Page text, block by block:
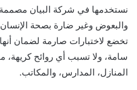
نستخدمها في شركة البيان
والبعوض وغير ضارة بصحة الإنسان
تخضع لاختبارات صارمة لضمان
سامة، ولا تسبب أي روائح كريهة،
المنازل، المدارس، والمكاتب.